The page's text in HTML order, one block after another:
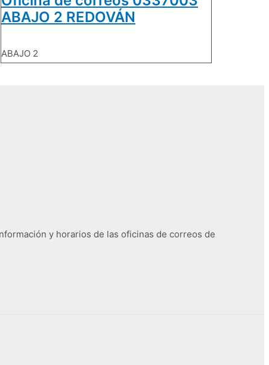
ABAJO 2 REDOVÁN
ABAJO 2
y horarios de las oficinas de correos de